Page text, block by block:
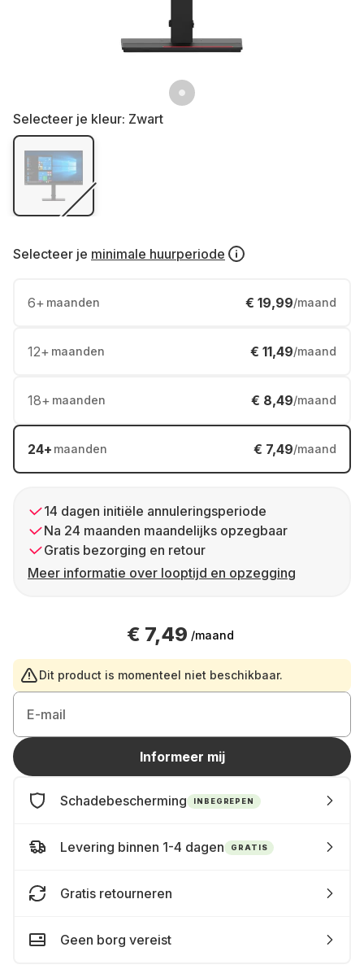
Selecteer je kleur: Zwart
Selecteer je minimale huurperiode
6+ maanden € 19,99/maand
12+ maanden € 11,49/maand
18+ maanden € 8,49/maand
24+ maanden € 7,49/maand
14 dagen initiële annuleringsperiode
Na 24 maanden maandelijks opzegbaar
Gratis bezorging en retour
Meer informatie over looptijd en opzegging
€ 7,49 /maand
Dit product is momenteel niet beschikbaar.
E-mail
Informeer mij
Schadebescherming INBEGREPEN
Levering binnen 1-4 dagen GRATIS
Gratis retourneren
Geen borg vereist